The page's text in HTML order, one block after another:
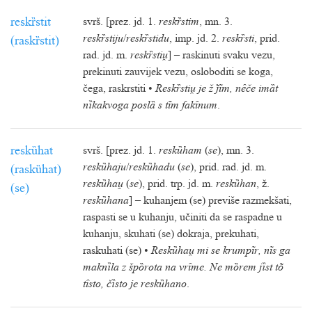
reskȑstit
(raskȑstit)
svrš. [prez. jd. 1. reskȑstim, mn. 3.
reskȑstiju/reskȑstidu, imp. jd. 2. reskȑsti, prid.
rad. jd. m. reskȑsti ] – raskinuti svaku vezu,
prekinuti zauvijek vezu, osloboditi se koga,
čega, raskrstiti •Reskȑsti je ž ĩm, nȇče imȁt
nȉkakvoga poslȁ s tĩm fakȋnum.
reskȕhat
(raskȕhat)
(se)
svrš. [prez. jd. 1. reskȕham (se), mn. 3.
reskȕhaju/reskȕhadu (se), prid. rad. jd. m.
reskȕha (se), prid. trp. jd. m. reskȕhan, ž.
reskȕhana ] – kuhanjem (se) previše razmekšati,
raspasti se u kuhanju, učiniti da se raspadne u
kuhanju, skuhati (se) dokraja, prekuhati,
raskuhati (se) •Reskȕha mi se krumpĩr, nĩs ga
maknȉla z špȍrota na vrȋme. Ne mȍrem jȉst tõ
tȋsto, čȉsto je reskȕhano.